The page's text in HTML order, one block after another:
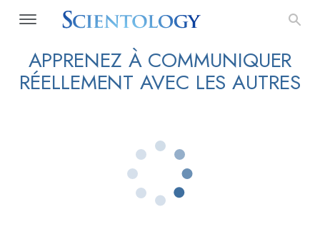
APPRENEZ À COMMUNIQUER
RÉELLEMENT AVEC LES AUTRES